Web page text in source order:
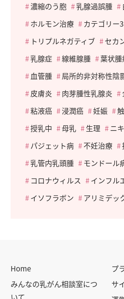
濃縮のう胞
乳腺過誤腫
ホルモン治療
カテゴリー3
トリプルネガティブ
セカ
乳腺症
線維腺腫 葉状腫
血管腫
局所的非対称性陰
皮膚炎
肉芽腫性乳腺炎
粘液癌
浸潤癌 妊娠
授乳中
母乳 生理 ニ
パジェット病
不妊治療
乳管内乳頭腫
モンドール
コロナウィルス
インフル
イソフラボン
アリミデッ
Home
みんなの乳がん相談室につ
いて
プ
サ